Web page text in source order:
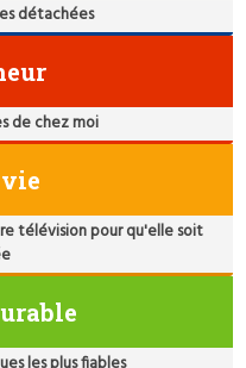
détachées
de chez moi
télévision pour qu'elle soit